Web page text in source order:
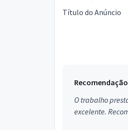
Título do Anúncio
O trabalho
excelente.